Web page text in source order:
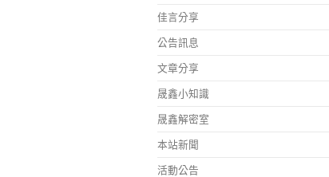
佳言分享
公告訊息
文章分享
晟鑫小知識
晟鑫解密室
本站新聞
活動公告